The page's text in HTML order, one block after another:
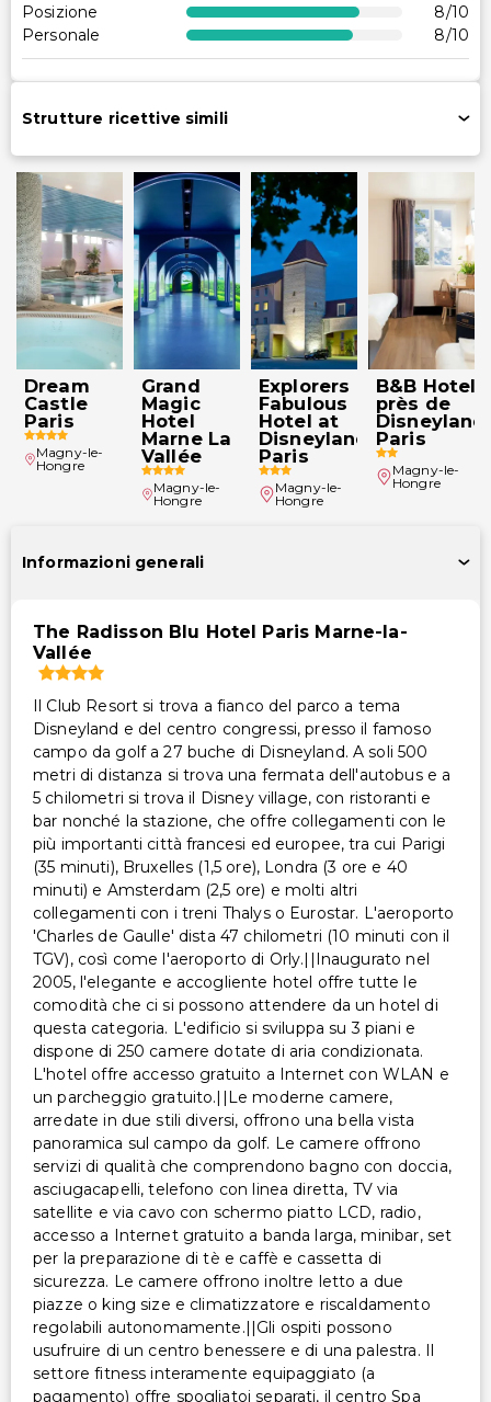
Portiere/portabagagli
Spazio per conferenze
Accessibilità in camera (in camere selezionate)
Reception accessibile in sedia a rotelle
Altri servizi
Cambio lenzuola (su richiesta)
Check-out veloce
Cassetta di sicurezza in reception
Servizio di pulizia su richiesta
Personale multilingue
Noleggio biciclette in loco
Servizio di lavanderia/lavaggio a secco
Posizione
8/10
Personale
8/10
Strutture ricettive simili
Dream
Castle
Paris
Magny-le-
Hongre
Grand
Magic
Hotel
Marne La
Vallée
Magny-le-
Hongre
Explorers
Fabulous
Hotel at
Disneyland®
Paris
Magny-le-
Hongre
B&B Hotel
près de
Paris
Magny-le-
Hongre
Informazioni generali
The Radisson Blu Hotel Paris Marne-la-
Vallée
Il Club Resort si trova a fianco del parco a tema
Disneyland e del centro congressi, presso il famoso
campo da golf a 27 buche di Disneyland. A soli 500
metri di distanza si trova una fermata dell'autobus e a
5 chilometri si trova il Disney village, con ristoranti e
bar nonché la stazione, che offre collegamenti con le
più importanti città francesi ed europee, tra cui Parigi
(35 minuti), Bruxelles (1,5 ore), Londra (3 ore e 40
minuti) e Amsterdam (2,5 ore) e molti altri
collegamenti con i treni Thalys o Eurostar. L'aeroporto
'Charles de Gaulle' dista 47 chilometri (10 minuti con il
TGV), così come l'aeroporto di Orly.||Inaugurato nel
2005, l'elegante e accogliente hotel offre tutte le
comodità che ci si possono attendere da un hotel di
questa categoria. L'edificio si sviluppa su 3 piani e
dispone di 250 camere dotate di aria condizionata.
L'hotel offre accesso gratuito a Internet con WLAN e
un parcheggio gratuito.||Le moderne camere,
arredate in due stili diversi, offrono una bella vista
panoramica sul campo da golf. Le camere offrono
servizi di qualità che comprendono bagno con doccia,
asciugacapelli, telefono con linea diretta, TV via
satellite e via cavo con schermo piatto LCD, radio,
accesso a Internet gratuito a banda larga, minibar, set
per la preparazione di tè e caffè e cassetta di
sicurezza. Le camere offrono inoltre letto a due
piazze o king size e climatizzatore e riscaldamento
regolabili autonomamente.||Gli ospiti possono
usufruire di un centro benessere e di una palestra. Il
settore fitness interamente equipaggiato (a
pagamento) offre spogliatoi separati, il centro Spa